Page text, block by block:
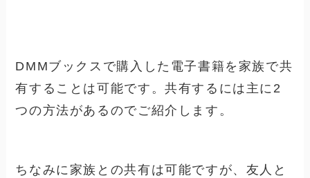
DMMブックスで購入した電子書籍を家族で共
有することは可能です。共有するには主に2
つの方法があるのでご紹介します。
ちなみに家族との共有は可能ですが、友人と